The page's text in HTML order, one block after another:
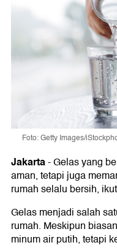
Foto: Getty Images/
Jakarta-Gelas yang
aman, tetapi juga
rumah selalu bersih,
Gelas menjadi salah
rumah. Meskipun
minum air putih, tetapi